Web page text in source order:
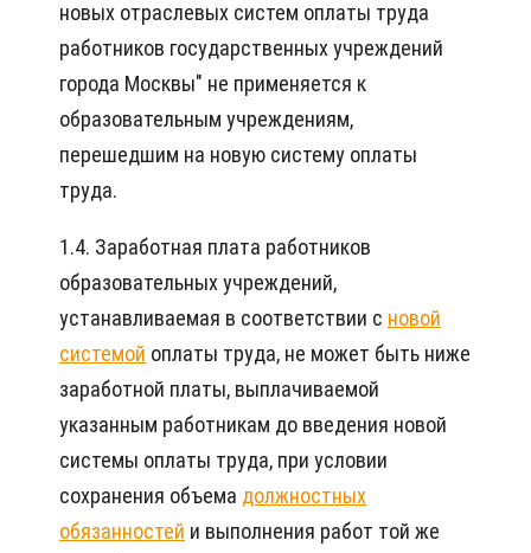
новых отраслевых систем оплаты труда
работников государственных учреждений
города Москвы" не применяется к
образовательным учреждениям,
перешедшим на новую систему оплаты
труда.
1.4. Заработная плата работников
образовательных учреждений,
устанавливаемая в соответствии с новой
системой оплаты труда, не может быть ниже
заработной платы, выплачиваемой
указанным работникам до введения новой
системы оплаты труда, при условии
сохранения объема должностных
обязанностей и выполнения работ той же